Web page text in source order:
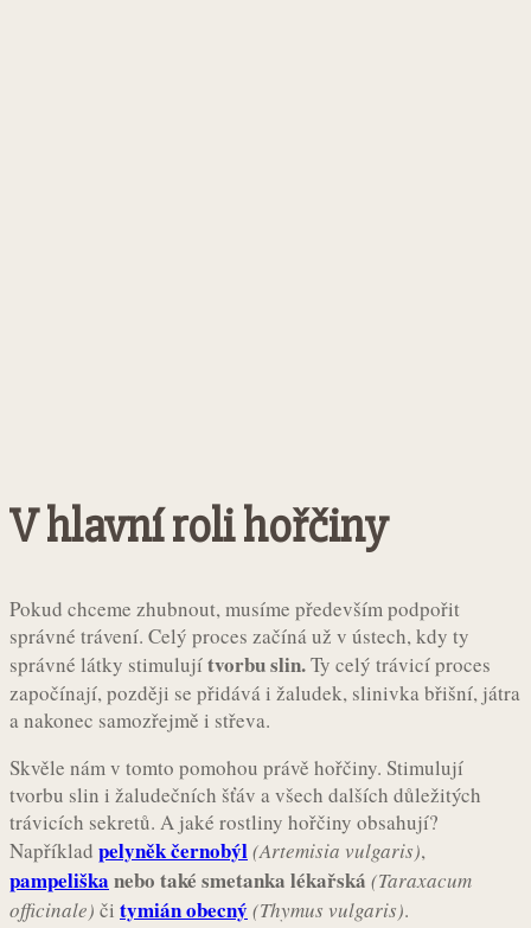
V hlavní roli hořčiny
Pokud chceme zhubnout, musíme především podpořit
správné trávení. Celý proces začíná už v ústech, kdy ty
správné látky stimulujítvorbu slin.Ty celý trávicí proces
započínají, později se přidává i žaludek, slinivka břišní, játra
a nakonec samozřejmě i střeva.
Skvěle nám v tomto pomohou právě hořčiny. Stimulují
tvorbu slin i žaludečních šťáv a všech dalších důležitých
trávicích sekretů. A jaké rostliny hořčiny obsahují?
Například pelyněk černobýl(Artemisia vulgaris),
pampeliška nebo také smetanka lékařská (Taraxacum
officinale) či tymián obecný (Thymus vulgaris).